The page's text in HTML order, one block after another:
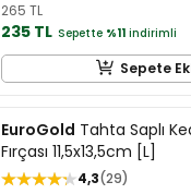
265 TL
235 TL Sepette %11 indirimli
Sepete
EuroGold Tahta Saplı
Fırçası 11,5x13,5cm [L]
4,3 29